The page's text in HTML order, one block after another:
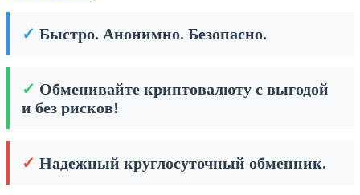
✓ Быстро. Анонимно. Безопасно.
✓ Обменивайте криптовалюту с выгодой
и без рисков!
✓ Надежный круглосуточный обменник.